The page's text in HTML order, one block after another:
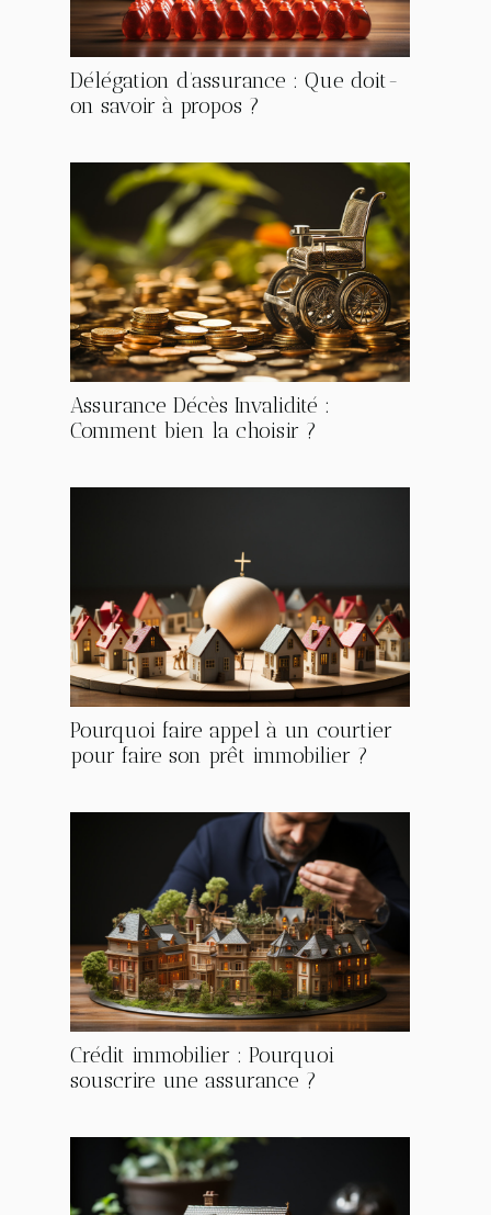
Délégation d’assurance : Que doit-
on savoir à propos ?
Assurance Décès Invalidité :
Comment bien la choisir ?
Pourquoi faire appel à un courtier
pour faire son prêt immobilier ?
Crédit immobilier : Pourquoi
souscrire une assurance ?